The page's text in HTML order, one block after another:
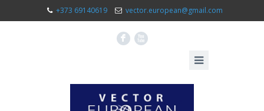
+373 69140619 vector.european@gmail.com
F X